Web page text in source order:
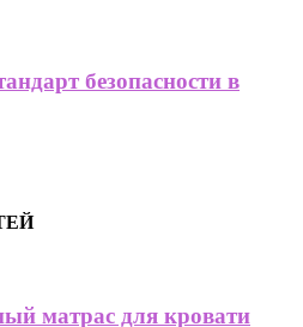
безопасности в
матрас для кровати